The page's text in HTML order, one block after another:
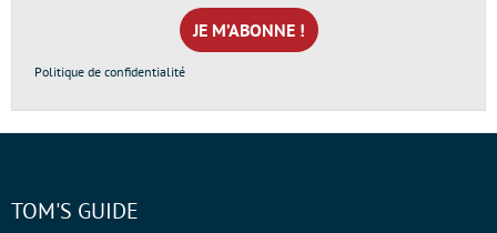
mail
*
Politique de confidentialité
TOM'S GUIDE